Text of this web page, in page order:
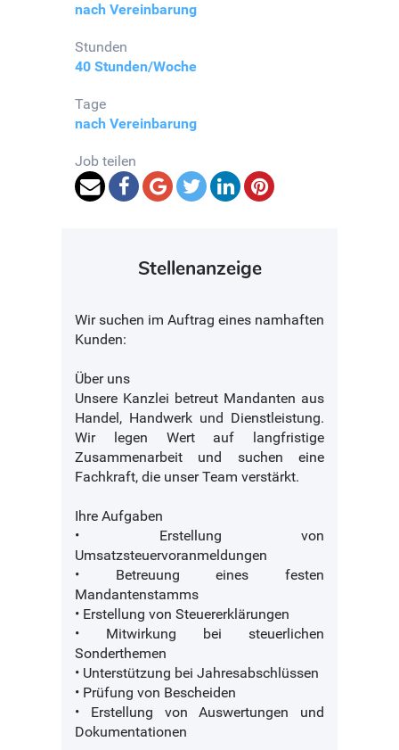
nach Vereinbarung
Stunden
40 Stunden/Woche
Tage
nach Vereinbarung
Job teilen
Stellenanzeige
Wir suchen im Auftrag eines namhaften
Kunden:
Über uns
Unsere Kanzlei betreut Mandanten aus
Handel, Handwerk und Dienstleistung.
Wir legen Wert auf langfristige
Zusammenarbeit und suchen eine
Fachkraft, die unser Team verstärkt.
Ihre Aufgaben
• Erstellung von
Umsatzsteuervoranmeldungen
• Betreuung eines festen
Mandantenstamms
• Erstellung von Steuererklärungen
• Mitwirkung bei steuerlichen
Sonderthemen
• Unterstützung bei Jahresabschlüssen
• Prüfung von Bescheiden
• Erstellung von Auswertungen und
Dokumentationen